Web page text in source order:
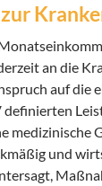
an die
auf die
definierten
medizinische
und